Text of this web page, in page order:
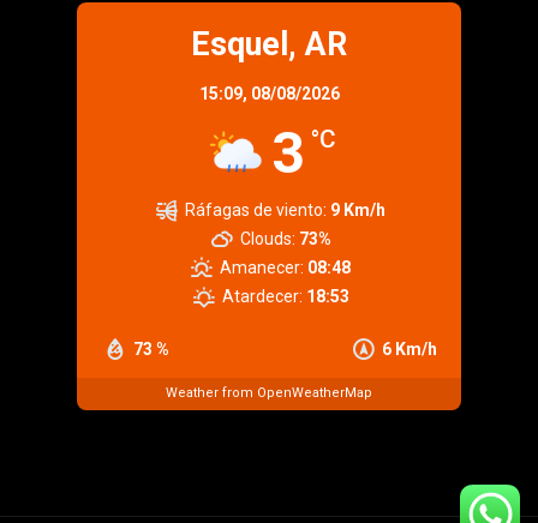
Esquel, AR
15:09, 08/08/2026
3 °C
73 % 6 Km/h
Ráfagas de viento: 9 Km/h
Clouds: 73%
Amanecer: 08:48
Atardecer: 18:53
Weather from OpenWeatherMap